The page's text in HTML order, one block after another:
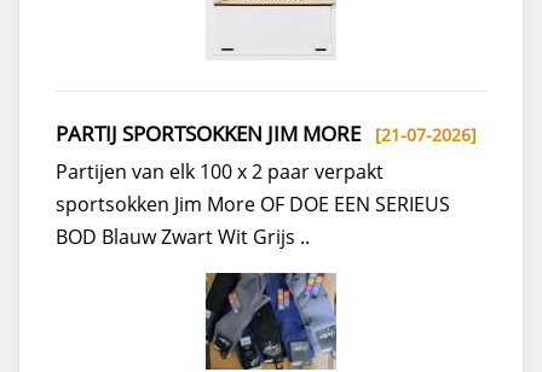
PARTIJ SPORTSOKKEN JIM MORE[21-07-2026]
Partijen van elk 100 x 2 paar verpakt
sportsokken Jim More OF DOE EEN SERIEUS
BOD Blauw Zwart Wit Grijs ..